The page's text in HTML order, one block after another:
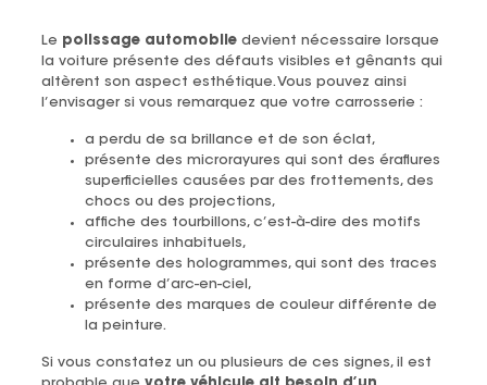
Le polissage automobiledevient nécessaire lorsque
la voiture présente des défauts visibles et gênants qui
altèrent son aspect esthétique. Vous pouvez ainsi
l’envisager si vous remarquez que votre carrosserie :
a perdu de sa brillance et de son éclat,
présente des microrayures qui sont des éraflures
superficielles causées par des frottements, des
chocs ou des projections,
affiche des tourbillons, c’est-à-dire des motifs
circulaires inhabituels,
présente des hologrammes, qui sont des traces
en forme d’arc-en-ciel,
présente des marques de couleur différente de
la peinture.
Si vous constatez un ou plusieurs de ces signes, il est